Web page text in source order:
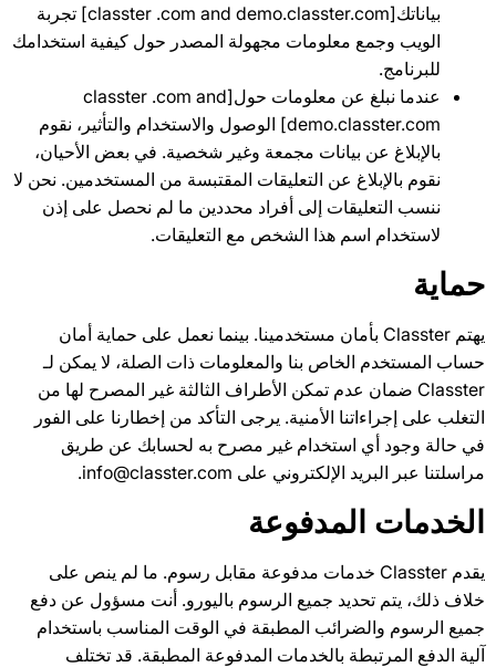
بياناتك[classter .com and demo.classter.com] تجربة
الويب وجمع معلومات مجهولة المصدر حول كيفية استخدامك
للبرنامج.
عندما نبلغ عن معلومات حول[classter .com and
demo.classter.com] الوصول والاستخدام والتأثير، نقوم
بالإبلاغ عن بيانات مجمعة وغير شخصية. في بعض الأحيان،
نقوم بالإبلاغ عن التعليقات المقتبسة من المستخدمين. نحن لا
ننسب التعليقات إلى أفراد محددين ما لم نحصل على إذن
لاستخدام اسم هذا الشخص مع التعليقات.
حماية
يهتم Classter بأمان مستخدمينا. بينما نعمل على حماية أمان
حساب المستخدم الخاص بنا والمعلومات ذات الصلة، لا يمكن لـ
Classter ضمان عدم تمكن الأطراف الثالثة غير المصرح لها من
التغلب على إجراءاتنا الأمنية. يرجى التأكد من إخطارنا على الفور
في حالة وجود أي استخدام غير مصرح به لحسابك عن طريق
مراسلتنا عبر البريد الإلكتروني على info@classter.com.
الخدمات المدفوعة
يقدم Classter خدمات مدفوعة مقابل رسوم. ما لم ينص على
خلاف ذلك، يتم تحديد جميع الرسوم باليورو. أنت مسؤول عن دفع
جميع الرسوم والضرائب المطبقة في الوقت المناسب باستخدام
آلية الدفع المرتبطة بالخدمات المدفوعة المطبقة. قد تختلف